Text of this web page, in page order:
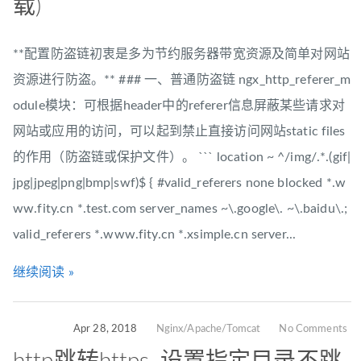
载)
**配置防盗链初衷是多为节约服务器带宽资源及简单对网站
资源进行防盗。** ### 一、普通防盗链 ngx_http_referer_m
odule模块：可根据header中的referer信息屏蔽某些请求对
网站或应用的访问，可以起到禁止直接访问网站static files
的作用（防盗链或保护文件）。 ``` location ~ ^/img/.*.(gif|
jpg|jpeg|png|bmp|swf)$ { #valid_referers none blocked *.w
ww.fity.cn *.test.com server_names ~\.google\. ~\.baidu\.;
valid_referers *.www.fity.cn *.xsimple.cn server...
继续阅读 »
Apr 28, 2018 Nginx/Apache/Tomcat No Comments